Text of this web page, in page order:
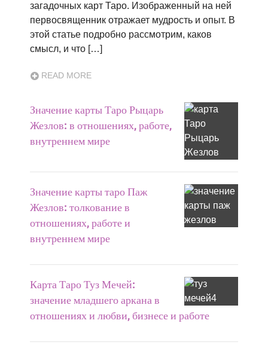
загадочных карт Таро. Изображенный на ней
первосвященник отражает мудрость и опыт. В
этой статье подробно рассмотрим, каков
смысл, и что […]
READ MORE
Значение карты Таро Рыцарь
Жезлов: в отношениях, работе,
внутреннем мире
Значение карты таро Паж
Жезлов: толкование в
отношениях, работе и
внутреннем мире
Карта Таро Туз Мечей:
значение младшего аркана в
отношениях и любви, бизнесе и работе